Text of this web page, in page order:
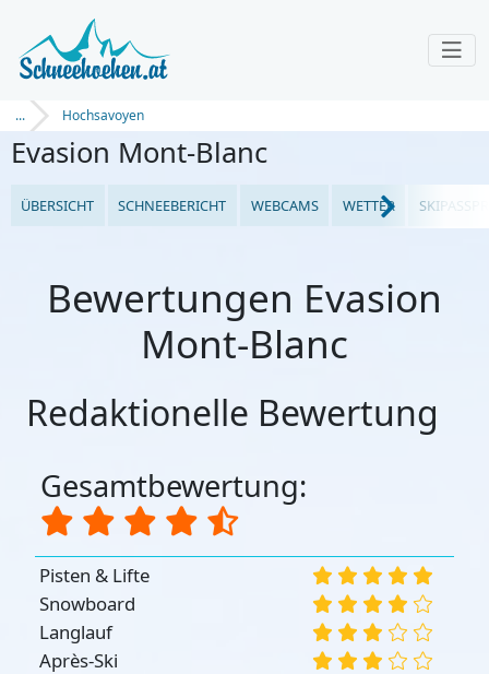
... Hochsavoyen
Evasion Mont-Blanc
ÜBERSICHT SCHNEEBERICHT WEBCAMS WETTER
Bewertungen Evasion
Mont-Blanc
Redaktionelle Bewertung
Gesamtbewertung:
Pisten & Lifte
Snowboard
Langlauf
Après-Ski